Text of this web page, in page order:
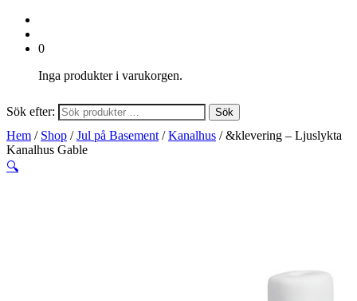
0
Inga produkter i varukorgen.
Sök efter: Sök
Hem / Shop /Jul på Basement /Kanalhus / &klevering – Ljuslykta
Kanalhus Gable
🔍